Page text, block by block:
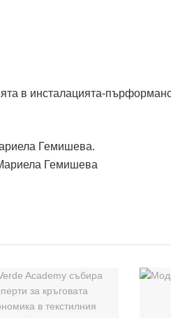
в инсталацията-
Гемишева.
Гемишева